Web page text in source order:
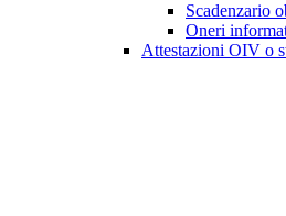
Scadenzario
Oneri
Attestazioni OIV o